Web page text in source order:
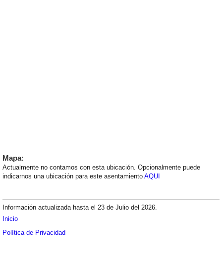
Mapa:
Actualmente no contamos con esta ubicación. Opcionalmente puede
indicarnos una ubicación para este asentamiento AQUI
Información actualizada hasta el 23 de Julio del 2026.
Inicio
Política de Privacidad